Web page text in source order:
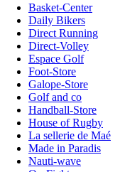
Basket-Center
Daily Bikers
Direct Running
Direct-Volley
Espace Golf
Foot-Store
Galope-Store
Golf and co
Handball-Store
House of Rugby
La sellerie de Maé
Made in Paradis
Nauti-wave